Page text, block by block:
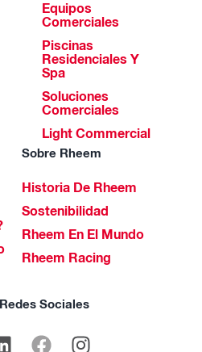
Equipos
Comerciales
Piscinas
Residenciales Y
Spa
Soluciones
Comerciales
Light Commercial
Sobre Rheem
Historia De Rheem
Sostenibilidad
Rheem En El Mundo
Rheem Racing
Sociales